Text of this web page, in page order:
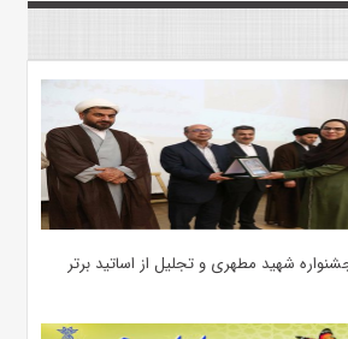
شهید مطهری و تجلیل از اساتید برتر